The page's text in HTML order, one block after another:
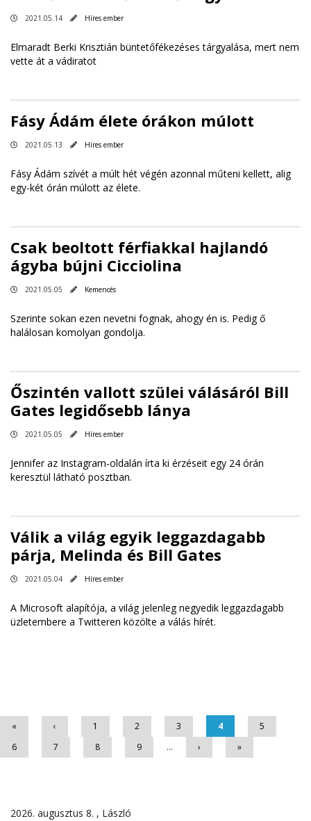
2021.05.14 Híres ember
Elmaradt Berki Krisztián büntetőfékezéses tárgyalása, mert nem
vette át a vádiratot
Fásy Ádám élete órákon múlott
2021.05.13 Híres ember
Fásy Ádám szívét a múlt hét végén azonnal műteni kellett, alig
egy-két órán múlott az élete.
Csak beoltott férfiakkal hajlandó
ágyba bújni Cicciolina
2021.05.05 Kemencés
Szerinte sokan ezen nevetni fognak, ahogy én is. Pedig ő
halálosan komolyan gondolja.
Őszintén vallott szülei válásáról Bill
Gates legidősebb lánya
2021.05.05 Híres ember
Jennifer az Instagram-oldalán írta ki érzéseit egy 24 órán
keresztül látható posztban.
Válik a világ egyik leggazdagabb
párja, Melinda és Bill Gates
2021.05.04 Híres ember
A Microsoft alapítója, a világ jelenleg negyedik leggazdagabb
üzletembere a Twitteren közölte a válás hírét.
« ‹ 1 2 3 4
5
6
7 8 9 … › »
2026. augusztus 8. , László